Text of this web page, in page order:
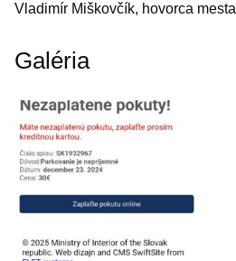
Vladimír Miškovčík, hovorca mesta
Galéria